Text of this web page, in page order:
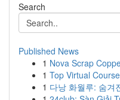
Search
Published News
1 Nova Scrap
1 Top Virtual
1 다낭 화월루: 숨겨